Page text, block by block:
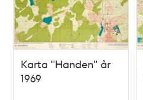
Karta "Handen" år
1969